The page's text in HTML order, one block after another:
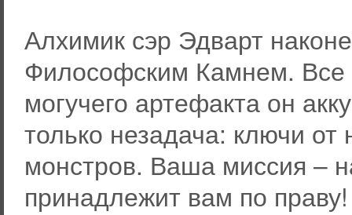
Алхимик сэр Эдварт
Философским Камнем. Все
могучего артефакта он
только незадача: ключи
монстров. Ваша миссия –
принадлежит вам по праву!